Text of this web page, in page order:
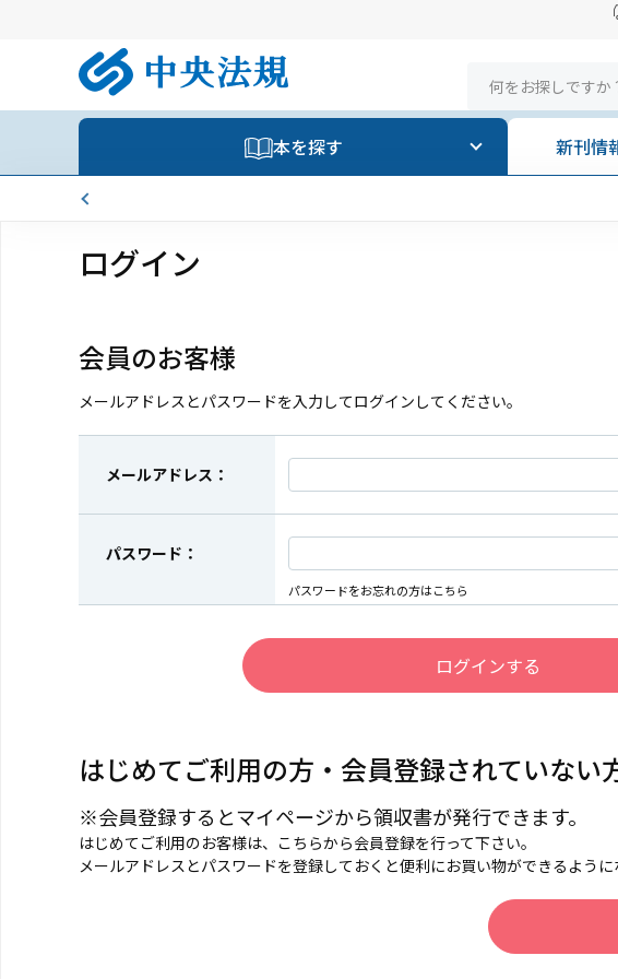
本を探す 新刊情
ログイン
会員のお客様
メールアドレスとパスワードを入力してログインしてください。
メールアドレス：
パスワード：
パスワードをお忘れの方はこちら
はじめてご利用の方・会員登録されていない
※会員登録するとマイページから領収書が発行できます。
はじめてご利用のお客様は、こちらから会員登録を行って下さい。
メールアドレスとパスワードを登録しておくと便利にお買い物ができるように